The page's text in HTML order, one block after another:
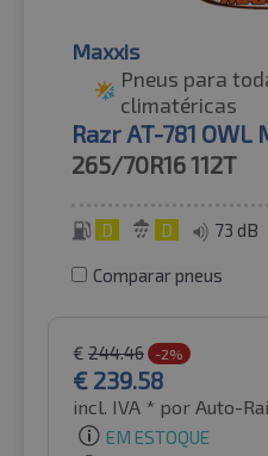
Maxxis
Pneus para
climatéricas
Razr AT-781 OWL
265/70R16112T
D D 73 dB
Comparar pneus
€ 244.46 -2%
€ 239.58
incl. IVA * por Auto-
EM ESTOQUE